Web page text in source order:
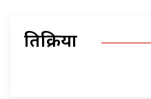
प्रतिक्रिया